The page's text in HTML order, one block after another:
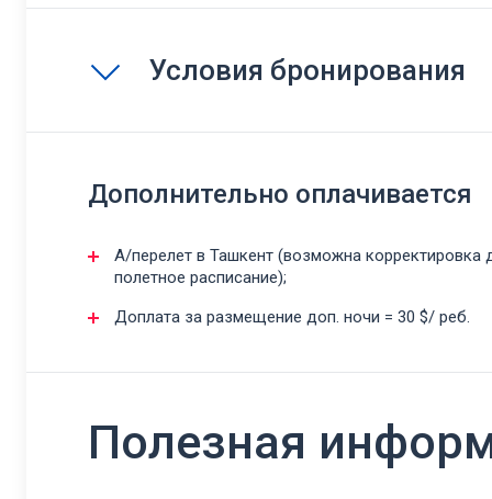
Условия бронирования
Дополнительно оплачивается
А/перелет в Ташкент (возможна корректировка
полетное расписание);
Доплата за размещение доп. ночи = 30 $/ реб.
Полезная